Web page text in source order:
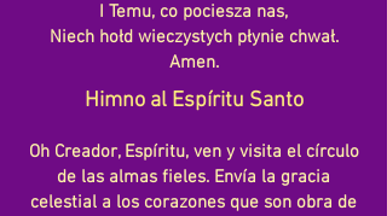
I Temu, co pociesza nas,
Niech hołd wieczystych płynie chwał.
Amen.
Himno al Espíritu Santo
Oh Creador, Espíritu, ven y visita el círculo
de las almas fieles. Envía la gracia
celestial a los corazones que son obra de